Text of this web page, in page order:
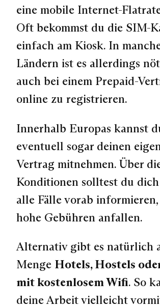
eine mobile Internet-
Oft bekommst du die SIM-
einfach am Kiosk. In
Ländern ist es allerdings
auch bei einem Prepaid-
online zu registrieren.
Innerhalb Europas kannst
eventuell sogar deinen
Vertrag mitnehmen. Über
Konditionen solltest du
alle Fälle vorab
hohe Gebühren anfallen.
Alternativ gibt es natürlich
Menge Hotels, Hostels
mit kostenlosem Wifi. So
deine Arbeit vielleicht